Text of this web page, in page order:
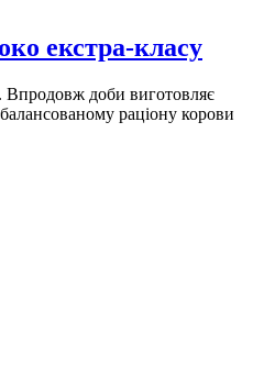
екстра-класу
Впродовж доби виготовляє
раціону корови